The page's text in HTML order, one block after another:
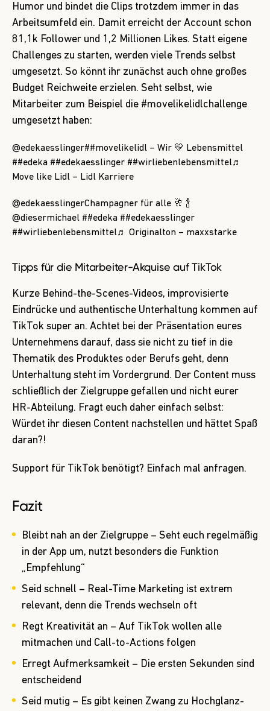
Humor und bindet die Clips trotzdem immer in das
Arbeitsumfeld ein. Damit erreicht der Account schon
81,1k Follower und 1,2 Millionen Likes. Statt eigene
Challenges zu starten, werden viele Trends selbst
umgesetzt. So könnt ihr zunächst auch ohne großes
Budget Reichweite erzielen. Seht selbst, wie
Mitarbeiter zum Beispiel die #movelikelidlchallenge
umgesetzt haben:
@edekaesslinger##movelikelidl – Wir 💛 Lebensmittel
##edeka ##edekaesslinger ##wirliebenlebensmittel♬
Move like Lidl – Lidl Karriere
@edekaesslingerChampagner für alle 🥂 🍾
@diesermichael ##edeka ##edekaesslinger
##wirliebenlebensmittel♬ Originalton – maxxstarke
Tipps für die Mitarbeiter-Akquise auf TikTok
Kurze Behind-the-Scenes-Videos, improvisierte
Eindrücke und authentische Unterhaltung kommen auf
TikTok super an. Achtet bei der Präsentation eures
Unternehmens darauf, dass sie nicht zu tief in die
Thematik des Produktes oder Berufs geht, denn
Unterhaltung steht im Vordergrund. Der Content muss
schließlich der Zielgruppe gefallen und nicht eurer
HR-Abteilung. Fragt euch daher einfach selbst:
Würdet ihr diesen Content nachstellen und hättet Spaß
daran?!
Support für TikTok benötigt? Einfach mal anfragen.
Fazit
Bleibt nah an der Zielgruppe – Seht euch regelmäßig
in der App um, nutzt besonders die Funktion
„Empfehlung“
Seid schnell – Real-Time Marketing ist extrem
relevant, denn die Trends wechseln oft
Regt Kreativität an – Auf TikTok wollen alle
mitmachen und Call-to-Actions folgen
Erregt Aufmerksamkeit – Die ersten Sekunden sind
entscheidend
Seid mutig – Es gibt keinen Zwang zu Hochglanz-